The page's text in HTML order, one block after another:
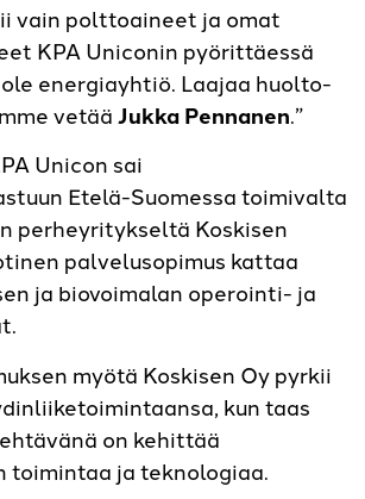
vain polttoaineet ja omat
KPA Uniconin pyörittäessä
energiayhtiö. Laajaa huolto-
vetääJukka Pennanen.”
Unicon sai
Etelä-­Suomessa toimivalta
perheyritykseltä Koskisen
palvelusopimus kattaa
ja biovoimalan operointi- ja
myötä Koskisen Oy pyrkii
kun taas
on kehittää
toimintaa ja teknologiaa.